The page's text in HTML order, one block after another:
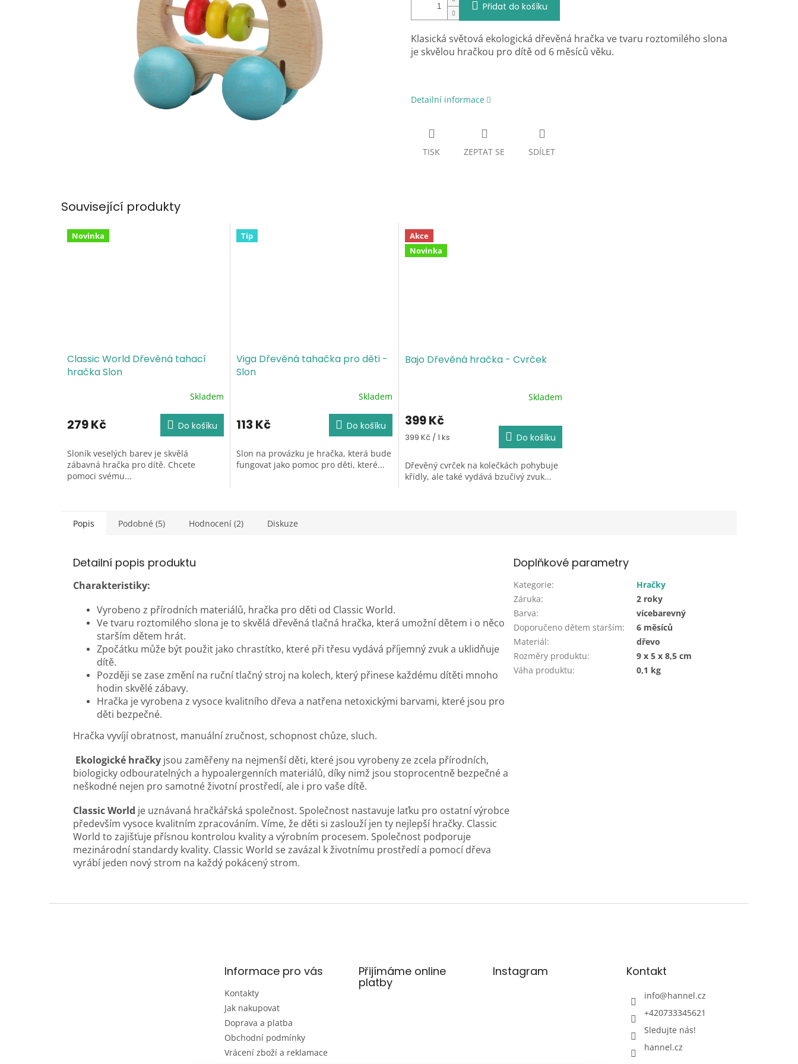
Přidat do košíku
Klasická světová ekologická dřevěná hračka ve tvaru roztomilého slona
je skvělou hračkou pro dítě od 6 měsíců věku.
Detailní informace
TISK ZEPTAT SE SDÍLET
Související produkty
Novinka
Classic World Dřevěná tahací
hračka Slon
produktu
je
z
5
hvězdiček.
Skladem
279 Kč Do košíku
Sloník veselých barev je skvělá
zábavná hračka pro dítě. Chcete
pomoci svému...
Tip
Viga Dřevěná tahačka pro děti -
Slon
produktu
je
z
5
Skladem
113 Kč Do košíku
Slon na provázku je hračka, která bude
fungovat jako pomoc pro děti, které...
Akce
Novinka
Bajo Dřevěná hračka - Cvrček
produktu
je
5,0
5
hvězdiček.
Skladem
399 Kč
Měrná
399 Kč / 1 ks Do košíku
Dřevěný cvrček na kolečkách pohybuje
křídly, ale také vydává bzučivý zvuk...
Popis Podobné (5) Hodnocení (2) Diskuze
Detailní popis produktu
Charakteristiky:
Vyrobeno z přírodních materiálů, hračka pro děti od Classic World.
Ve tvaru roztomilého slona je to skvělá dřevěná tlačná hračka, která umožní dětem i o něco
starším dětem hrát.
Zpočátku může být použit jako chrastítko, které při třesu vydává příjemný zvuk a uklidňuje
dítě.
Později se zase změní na ruční tlačný stroj na kolech, který přinese každému dítěti mnoho
hodin skvělé zábavy.
Hračka je vyrobena z vysoce kvalitního dřeva a natřena netoxickými barvami, které jsou pro
děti bezpečné.
Hračka vyvíjí obratnost, manuální zručnost, schopnost chůze, sluch.
Ekologické hračky jsou zaměřeny na nejmenší děti, které jsou vyrobeny ze zcela přírodních,
biologicky odbouratelných a hypoalergenních materiálů, díky nimž jsou stoprocentně bezpečné a
neškodné nejen pro samotné životní prostředí, ale i pro vaše dítě.
Classic World je uznávaná hračkářská společnost. Společnost nastavuje laťku pro ostatní výrobce
především vysoce kvalitním zpracováním. Víme, že děti si zaslouží jen ty nejlepší hračky. Classic
World to zajišťuje přísnou kontrolou kvality a výrobním procesem. Společnost podporuje
mezinárodní standardy kvality. Classic World se zavázal k životnímu prostředí a pomocí dřeva
vyrábí jeden nový strom na každý pokácený strom.
Doplňkové parametry
Kategorie:
Hračky
Záruka:
2 roky
Barva:
vícebarevný
Doporučeno dětem starším:
6 měsíců
Materiál:
dřevo
Rozměry produktu:
9 x 5 x 8,5 cm
Váha produktu: 0,1 kg
Informace pro vás
Kontakty
Jak nakupovat
Doprava a platba
Obchodní podmínky
Vrácení zboží a reklamace
Přijímáme online
platby
Instagram Kontakt
info@hannel.cz
+420733345621
Sledujte nás!
hannel.cz